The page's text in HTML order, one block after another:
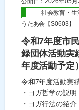
公開日：2026年05月
社会教育・生
うたあ会【S0603】
令和7年度市
録団体活動実
年度活動予定）
令和7年度活動実
・ヨガ哲学の説明
・ヨガ行法の紹